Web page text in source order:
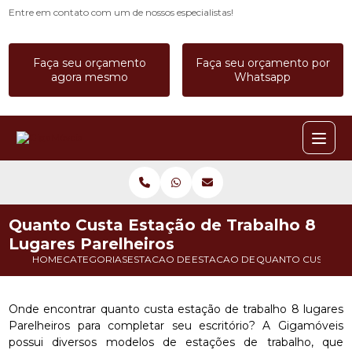
Entre em contato com um de nossos especialistas!
Faça seu orçamento
agora mesmo
Faça seu orçamento por
Whatsapp
HOMECATEGORIASESTACAO DE TRABALHOESTACAO DE TRABALHO 4
QUANTO CUSTA
Quanto Custa Estação de Trabalho 8
Lugares Parelheiros
Onde encontrar quanto custa estação de trabalho 8 lugares
Parelheiros para completar seu escritório? A Gigamóveis
possui diversos modelos de estações de trabalho, que